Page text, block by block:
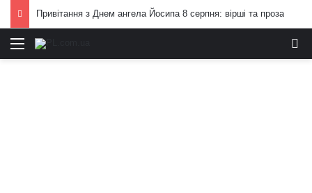
Привітання з Днем ангела Йосипа 8 серпня: вірші та проза
Меню